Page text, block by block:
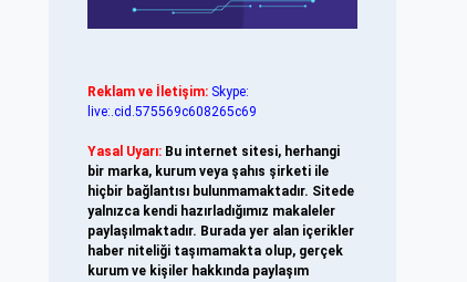
Reklam ve İletişim: Skype:
live:.cid.575569c608265c69
Yasal Uyarı: Bu internet sitesi, herhangi
bir marka, kurum veya şahıs şirketi ile
hiçbir bağlantısı bulunmamaktadır. Sitede
yalnızca kendi hazırladığımız makaleler
paylaşılmaktadır. Burada yer alan içerikler
haber niteliği taşımamakta olup, gerçek
kurum ve kişiler hakkında paylaşım